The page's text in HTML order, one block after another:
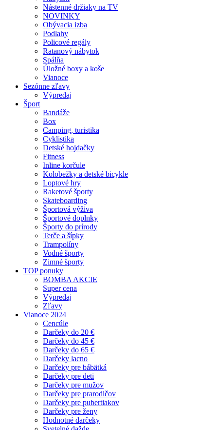
Nástenné držiaky na TV
NOVINKY
Obývacia izba
Podlahy
Policové regály
Ratanový nábytok
Spálňa
Úložné boxy a koše
Vianoce
Sezónne zľavy
Výpredaj
Šport
Bandáže
Box
Camping, turistika
Cyklistika
Detské hojdačky
Fitness
Inline korčule
Kolobežky a detské bicykle
Loptové hry
Raketové športy
Skateboarding
Športová výživa
Športové doplnky
Športy do prírody
Terče a šípky
Trampolíny
Vodné športy
Zimné športy
TOP ponuky
BOMBA AKCIE
Super cena
Výpredaj
Zľavy
Vianoce 2024
Cencúle
Darčeky do 20 €
Darčeky do 45 €
Darčeky do 65 €
Darčeky lacno
Darčeky pre bábätká
Darčeky pre deti
Darčeky pre mužov
Darčeky pre prarodičov
Darčeky pre pubertiakov
Darčeky pre ženy
Hodnotné darčeky